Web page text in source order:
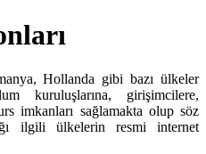
Hollanda gibi bazı ülkeler
kuruluşlarına, girişimcilere,
imkanları sağlamakta olup söz
ilgili ülkelerin resmi internet